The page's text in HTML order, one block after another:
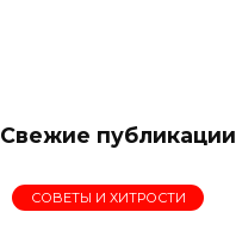
Свежие публикации
СОВЕТЫ И ХИТРОСТИ